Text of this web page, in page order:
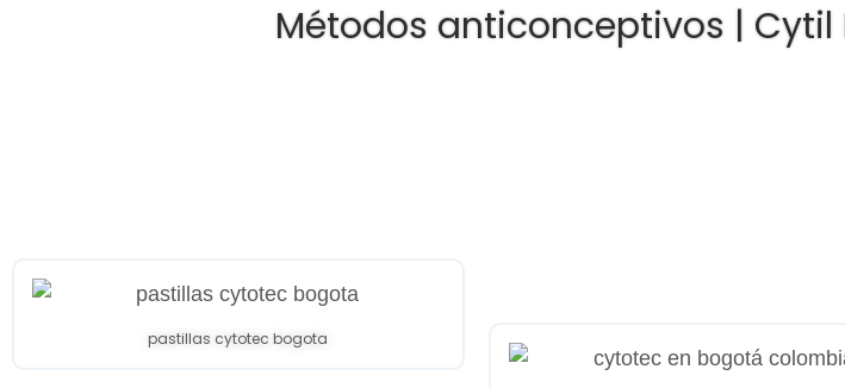
Métodos anticonceptivos |
pastillas cytotec bogota